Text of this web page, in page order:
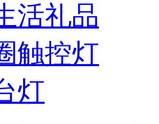
活礼品
触控灯
灯